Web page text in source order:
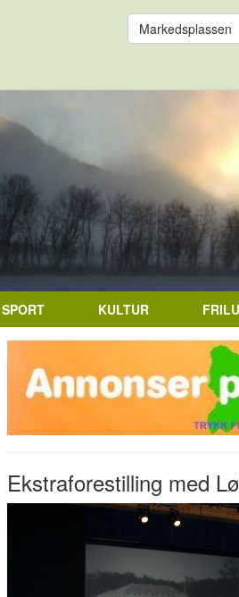
Markedsplassen
SPORT KULTUR
Ekstraforestilling med